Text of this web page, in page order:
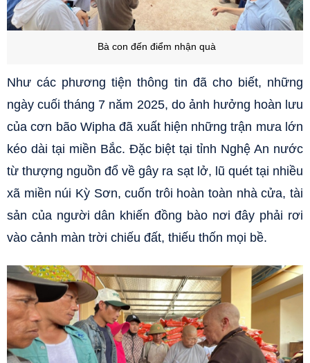
Bà con đến điểm nhận quà
Như các phương tiện thông tin đã cho biết, những
ngày cuối tháng 7 năm 2025, do ảnh hưởng hoàn lưu
của cơn bão Wipha đã xuất hiện những trận mưa lớn
kéo dài tại miền Bắc. Đặc biệt tại tỉnh Nghệ An nước
từ thượng nguồn đổ về gây ra sạt lở, lũ quét tại nhiều
xã miền núi Kỳ Sơn, cuốn trôi hoàn toàn nhà cửa, tài
sản của người dân khiến đồng bào nơi đây phải rơi
vào cảnh màn trời chiếu đất, thiếu thốn mọi bề.